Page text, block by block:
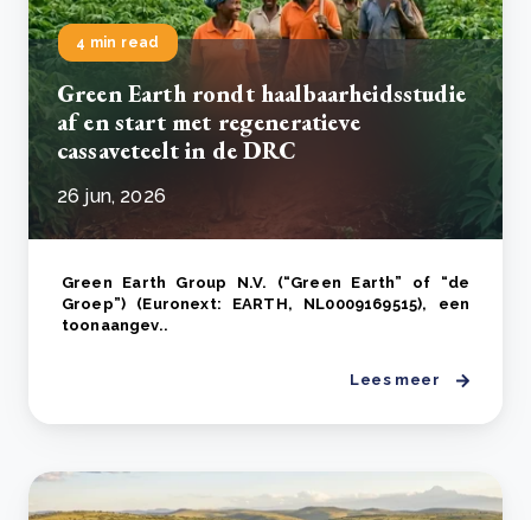
4 min read
Green Earth rondt haalbaarheidsstudie
af en start met regeneratieve
cassaveteelt in de DRC
26 jun, 2026
Green Earth Group N.V. (“Green Earth” of “de
Groep”) (Euronext: EARTH, NL0009169515), een
toonaangev..
Lees meer